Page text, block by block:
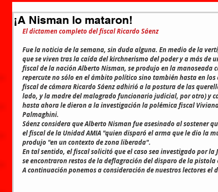
¡A Nisman lo mataron!
El dictamen completo del fiscal Ricardo Sáenz
Fue la noticia de la semana, sin duda alguna. En medio de la
que se viven tras la caída del kirchnerismo del poder y a más de
fiscal de la nación Alberto Nisman, se produjo en la manoseada
repercute no sólo en el ámbito político sino también hasta en
fiscal de cámara Ricardo Sáenz adhirió a la postura de las
lado, y la madre del malogrado funcionario judicial, por otro) y
hasta ahora le dieron a la investigación la polémica fiscal
Palmaghini.
Sáenz considera que Alberto Nisman fue asesinado al sostener
el fiscal de la Unidad AMIA "quien disparó el arma que le dio la
produjo "en un contexto de zona liberada".
En tal sentido, el fiscal solicitó que el caso sea investigado por
se encontraron restos de la deflagración del disparo de la pistola
A continuación ponemos a consideración de nuestros lectores el